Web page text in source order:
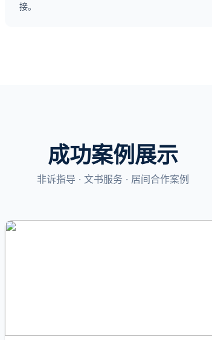
接。
成功案例展示
非诉指导 · 文书服务 · 居间合作案例